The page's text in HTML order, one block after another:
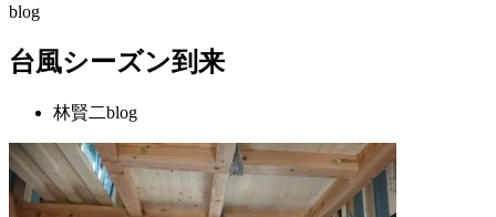
blog
台風シーズン到来
林賢二blog